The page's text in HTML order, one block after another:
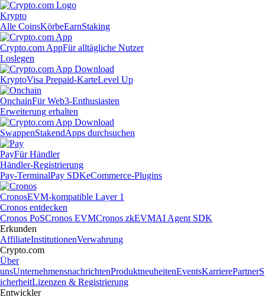
Krypto
Alle CoinsKörbeEarnStaking
Crypto.com AppFür alltägliche Nutzer
Loslegen
KryptoVisa Prepaid-KarteLevel Up
OnchainFür Web3-Enthusiasten
Erweiterung erhalten
SwappenStakendApps durchsuchen
PayFür Händler
Händler-Registrierung
Pay-TerminalPay SDKeCommerce-Plugins
CronosEVM-kompatible Layer 1
Cronos entdecken
Cronos PoSCronos EVMCronos zkEVMAI Agent SDK
Erkunden
AffiliateInstitutionenVerwahrung
Crypto.com
Über
unsUnternehmensnachrichtenProduktneuheitenEventsKarrierePartnerS
icherheitLizenzen & Registrierung
Entwickler